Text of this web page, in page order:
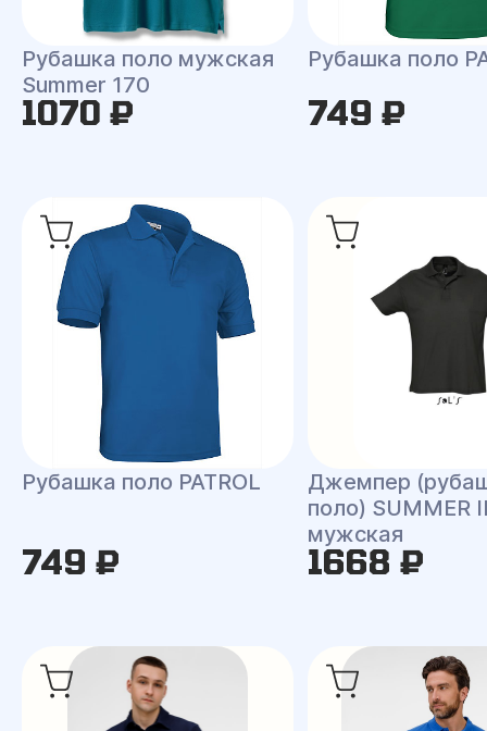
Рубашка поло мужская
Summer 170
1070 ₽
Рубашка поло
749 ₽
Рубашка поло PATROL
749 ₽
Джемпер
поло) SUMMER
мужская
1668 ₽